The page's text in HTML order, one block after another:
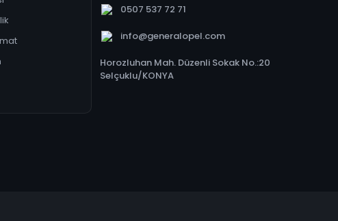
0507 537 72 71
info@generalopel.com
Horozluhan Mah. Düzenli Sokak No.:20
Selçuklu/KONYA